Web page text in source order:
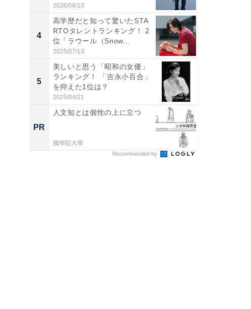
2026/06/13
4
高学歴だと知って驚いたSTA
RTOタレントランキング！ 2
位「ラウール（Snow...
2025/07/13
5
美しいと思う「昭和の女優」
ランキング！ 「吉永小百合」
を抑えた1位は？
2025/04/21
PR
人文知とは個性の上に立つ
國學院大學
Recommended by